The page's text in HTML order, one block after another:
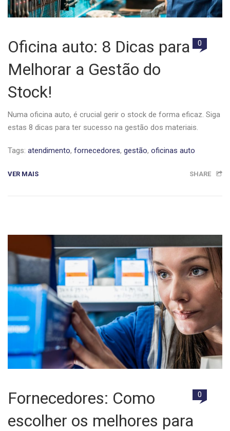
Oficina auto: 8 Dicas para
Melhorar a Gestão do
Stock!
0
Numa oficina auto, é crucial gerir o stock de forma eficaz. Siga
estas 8 dicas para ter sucesso na gestão dos materiais.
Tags: atendimento, fornecedores, gestão, oficinas auto
VER MAIS SHARE
Fornecedores: Como
escolher os melhores para
0